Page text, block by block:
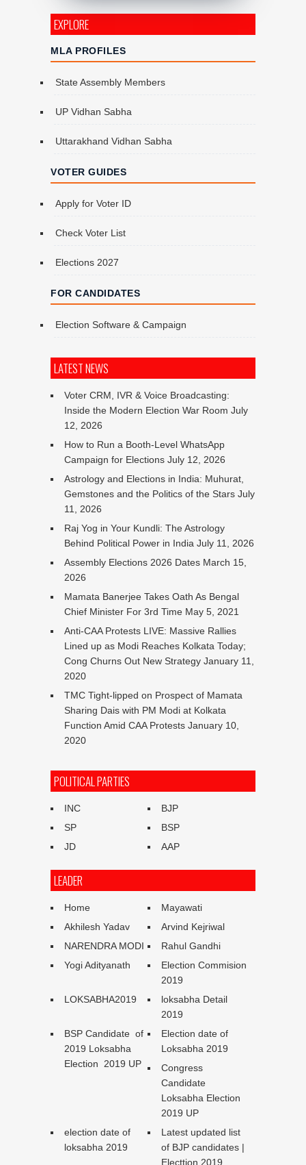
EXPLORE
MLA PROFILES
State Assembly Members
UP Vidhan Sabha
Uttarakhand Vidhan Sabha
VOTER GUIDES
Apply for Voter ID
Check Voter List
Elections 2027
FOR CANDIDATES
Election Software & Campaign
LATEST NEWS
Voter CRM, IVR & Voice Broadcasting:
Inside the Modern Election War Room July
12, 2026
How to Run a Booth-Level WhatsApp
Campaign for Elections July 12, 2026
Astrology and Elections in India: Muhurat,
Gemstones and the Politics of the Stars July
11, 2026
Raj Yog in Your Kundli: The Astrology
Behind Political Power in India July 11, 2026
Assembly Elections 2026 Dates March 15,
2026
Mamata Banerjee Takes Oath As Bengal
Chief Minister For 3rd Time May 5, 2021
Anti-CAA Protests LIVE: Massive Rallies
Lined up as Modi Reaches Kolkata Today;
Cong Churns Out New Strategy January 11,
2020
TMC Tight-lipped on Prospect of Mamata
Sharing Dais with PM Modi at Kolkata
Function Amid CAA Protests January 10,
2020
POLITICAL PARTIES
INC
BJP
SP
BSP
JD
AAP
LEADER
Home
Mayawati
Akhilesh Yadav
Arvind Kejriwal
NARENDRA MODI
Rahul Gandhi
Yogi Adityanath
Election Commision
2019
LOKSABHA2019
loksabha Detail
2019
BSP Candidate of
2019 Loksabha
Election 2019 UP
Election date of
Loksabha 2019
Congress
Candidate
Loksabha Election
2019 UP
election date of
loksabha 2019
Latest updated list
of BJP candidates |
Electtion 2019